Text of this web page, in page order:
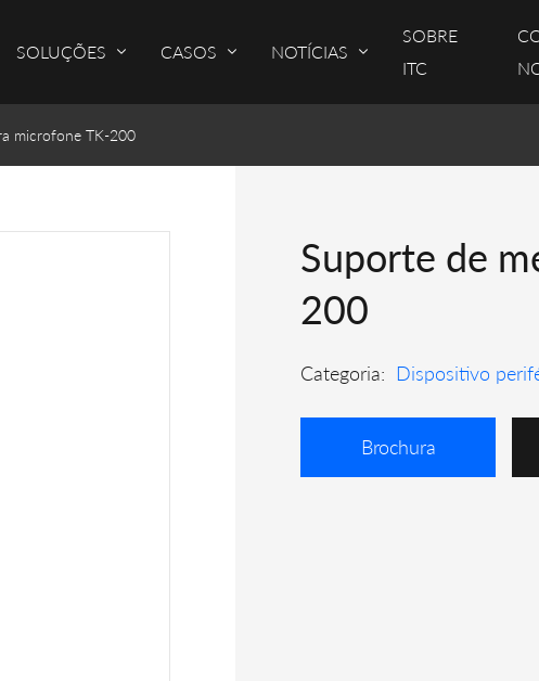
SOLUÇÕES CASOS NOTÍCIAS
SOBRE
ITC
microfone TK-200
Suporte de
200
Categoria: Dispositivo
Brochura